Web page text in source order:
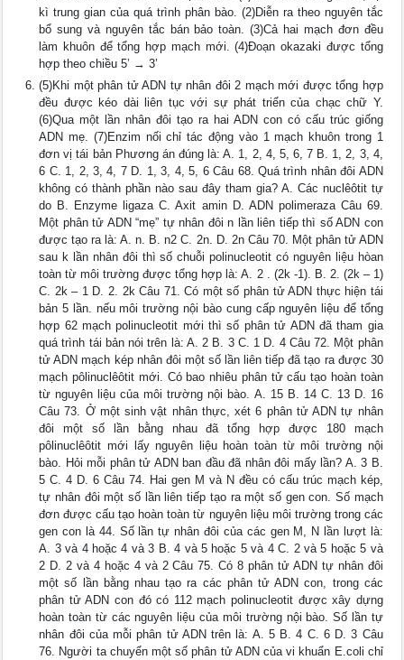
kì trung gian của quá trình phân bào. (2)Diễn ra theo nguyên tắc
bổ sung và nguyên tắc bán bảo toàn. (3)Cả hai mạch đơn đều
làm khuôn để tổng hợp mạch mới. (4)Đoạn okazaki được tổng
hợp theo chiều 5’ → 3’
(5)Khi một phân tử ADN tự nhân đôi 2 mạch mới được tổng hợp
đều được kéo dài liên tục với sự phát triển của chạc chữ Y.
(6)Qua một lần nhân đôi tạo ra hai ADN con có cấu trúc giống
ADN mẹ. (7)Enzim nối chỉ tác động vào 1 mạch khuôn trong 1
đơn vị tái bản Phương án đúng là: A. 1, 2, 4, 5, 6, 7 B. 1, 2, 3, 4,
6 C. 1, 2, 3, 4, 7 D. 1, 3, 4, 5, 6 Câu 68. Quá trình nhân đôi ADN
không có thành phần nào sau đây tham gia? A. Các nuclêôtit tự
do B. Enzyme ligaza C. Axit amin D. ADN polimeraza Câu 69.
Một phân tử ADN “mẹ” tự nhân đôi n lần liên tiếp thì số ADN con
được tạo ra là: A. n. B. n2 C. 2n. D. 2n Câu 70. Một phân tử ADN
sau k lần nhân đôi thì số chuỗi polinucleotit có nguyên liệu hòan
toàn từ môi trường được tổng hợp là: A. 2 . (2k -1). B. 2. (2k – 1)
C. 2k – 1 D. 2. 2k Câu 71. Có một số phân tử ADN thực hiện tái
bản 5 lần. nếu môi trường nội bào cung cấp nguyên liệu để tổng
hợp 62 mạch polinucleotit mới thì số phân tử ADN đã tham gia
quá trình tái bản nói trên là: A. 2 B. 3 C. 1 D. 4 Câu 72. Một phân
tử ADN mạch kép nhân đôi một số lần liên tiếp đã tạo ra được 30
mạch pôlinuclêôtit mới. Có bao nhiêu phân tử cấu tạo hoàn toàn
từ nguyên liệu của môi trường nội bào. A. 15 B. 14 C. 13 D. 16
Câu 73. Ở một sinh vật nhân thực, xét 6 phân tử ADN tự nhân
đôi một số lần bằng nhau đã tổng hợp được 180 mạch
pôlinuclêôtit mới lấy nguyên liệu hoàn toàn từ môi trường nội
bào. Hỏi mỗi phân tử ADN ban đầu đã nhân đôi mấy lần? A. 3 B.
5 C. 4 D. 6 Câu 74. Hai gen M và N đều có cấu trúc mạch kép,
tự nhân đôi một số lần liên tiếp tạo ra một số gen con. Số mạch
đơn được cấu tạo hoàn toàn từ nguyên liệu môi trường trong các
gen con là 44. Số lần tự nhân đôi của các gen M, N lần lượt là:
A. 3 và 4 hoặc 4 và 3 B. 4 và 5 hoặc 5 và 4 C. 2 và 5 hoặc 5 và
2 D. 2 và 4 hoặc 4 và 2 Câu 75. Có 8 phân tử ADN tự nhân đôi
một số lần bằng nhau tạo ra các phân tử ADN con, trong các
phân tử ADN con đó có 112 mạch polinucleotit được xây dựng
hoàn toàn từ các nguyên liệu của môi trường nội bào. Số lần tự
nhân đôi của mỗi phân tử ADN trên là: A. 5 B. 4 C. 6 D. 3 Câu
76. Người ta chuyển một số phân tử ADN của vi khuẩn E.coli chỉ